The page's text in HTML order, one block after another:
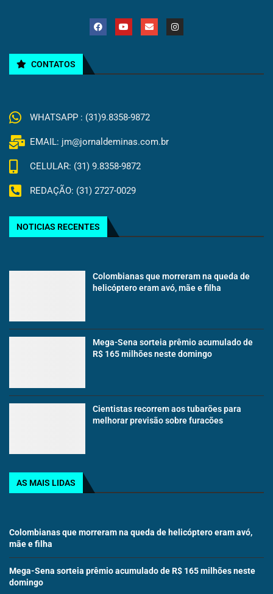
CONTATOS
WHATSAPP : (31)9.8358-9872
EMAIL: jm@jornaldeminas.com.br
CELULAR: (31) 9.8358-9872
REDAÇÃO: (31) 2727-0029
NOTICIAS RECENTES
Colombianas que morreram na queda de
helicóptero eram avó, mãe e filha
Mega-Sena sorteia prêmio acumulado de
R$ 165 milhões neste domingo
Cientistas recorrem aos tubarões para
melhorar previsão sobre furacões
AS MAIS LIDAS
Colombianas que morreram na queda de helicóptero eram avó,
mãe e filha
Mega-Sena sorteia prêmio acumulado de R$ 165 milhões neste
domingo